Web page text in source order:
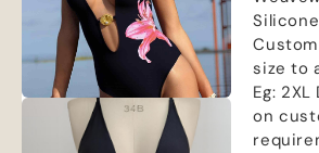
size to
Eg: 2XL
on